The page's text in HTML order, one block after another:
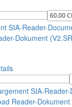
SIA-Reader-
Dokument
SIA-
Reader-